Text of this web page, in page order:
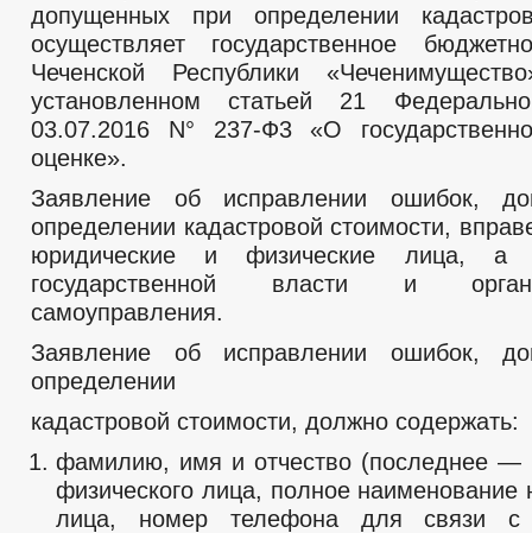
допущенных при определении
осуществляет государственное
Чеченской Республики
установленном статьей 21
03.07.2016 N° 237-Ф3 «O
оценке».
Заявление об исправлении ошибок,
определении кадастровой стоимости,
юридические и физические лица, а
государственной власти и
самоуправления.
Заявление об исправлении ошибок,
определении
кадастровой стоимости, должно содержать:
фамилию, имя и отчество (последнее —
физического лица, полное наименование
лица, номер телефона для связи с